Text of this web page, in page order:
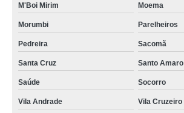
preço de mini panetone trufado Limão
panetone trufado bauducco São Caetano do Sul
chocotones trufados chocolate Santo André
M'Boi Mirim Moema
Morumbi Parelheiros
Pedreira Sacomã
Santa Cruz Santo Amaro
Saúde Socorro
Vila Andrade Vila Cruzeiro